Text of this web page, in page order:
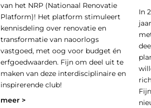
van het NRP (Nationaal Renovatie
Platform)! Het platform stimuleert
kennisdeling over renovatie en
transformatie van naoorlogs
vastgoed, met oog voor budget én
erfgoedwaarden. Fijn om deel uit te
maken van deze interdisciplinaire en
inspirerende club!
meer >
In